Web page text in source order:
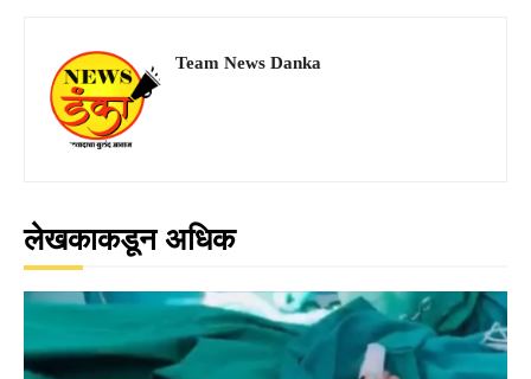
Team News Danka
लेखकाकडून अधिक